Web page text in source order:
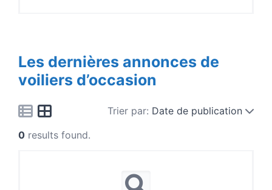
Les dernières annonces de
voiliers d’occasion
Trier par: Date de publication
0 results found.